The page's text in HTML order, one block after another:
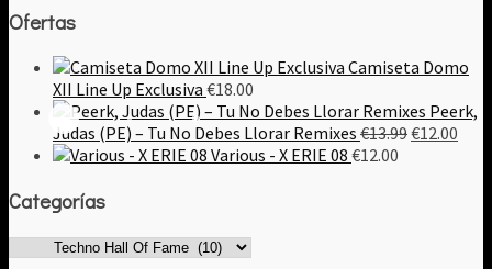
Ofertas
Camiseta Domo
XII Line Up Exclusiva €18.00
Peerk,
Judas (PE) – Tu No Debes Llorar Remixes €13.99El
€12.00
Various - X ERIE 08 €12.00
Categorías